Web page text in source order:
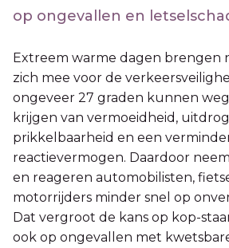
op ongevallen en
Extreem warme dagen brengen
zich mee voor de
ongeveer 27 graden kunnen
krijgen van vermoeidheid,
prikkelbaarheid en een
reactievermogen. Daardoor
en reageren automobilisten,
motorrijders minder snel op
Dat vergroot de kans op kop-
ook op ongevallen met